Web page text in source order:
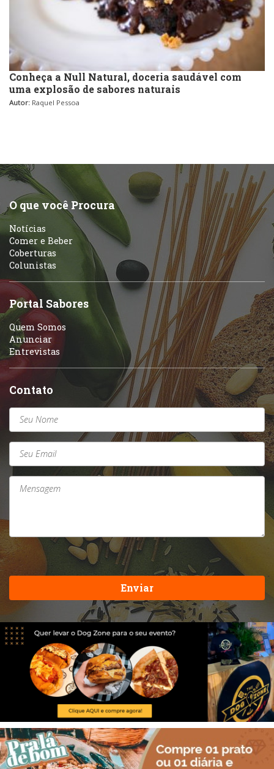
Conheça a Null Natural, doceria saudável com
uma explosão de sabores naturais
Autor: Raquel Pessoa
O que você Procura
Notícias
Comer e Beber
Coberturas
Colunistas
Portal Sabores
Quem Somos
Anunciar
Entrevistas
Contato
Enviar